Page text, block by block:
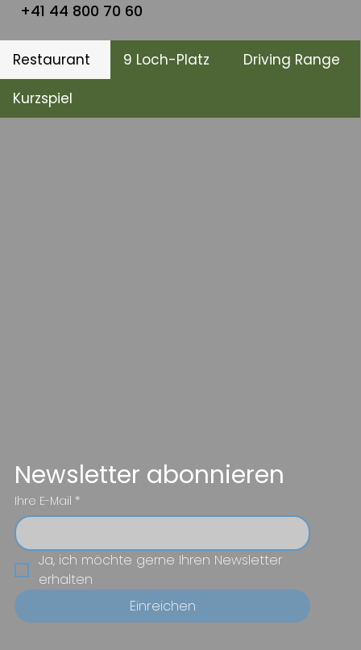
Restaurant 9 Loch-Platz
Driving Range
Kurzspiel
+41 44 800 70 60
Newsletter abonnieren
Ihre E-Mail *
Ja, ich möchte gerne Ihren Newsletter
erhalten
Einreichen